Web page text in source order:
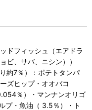
ドフィッシュ（エアドラ
ビ、サバ、ニシン））
約7％）：ポテトタンパ
ズヒップ・オオバコ
％）・マンナンオリゴ
プ・魚油（ 3.5％）・ト